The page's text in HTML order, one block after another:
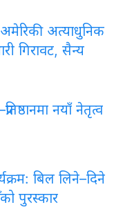
अत्याधुनिक
गिरावट, सैन्य
नयाँ नेतृत्व
बिल लिने–दिने
पुरस्कार